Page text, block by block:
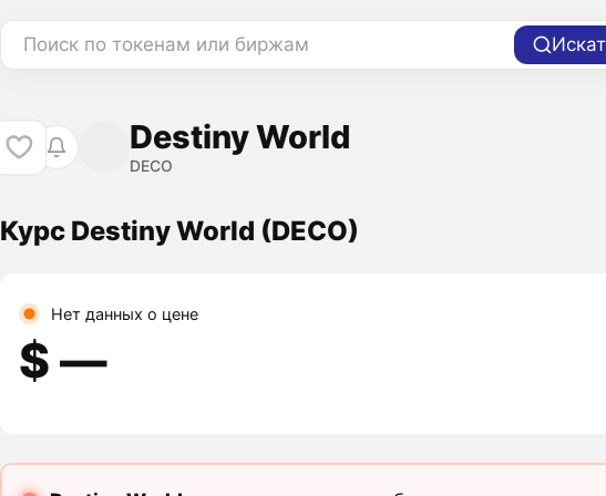
Поиск по токенам или биржам
Destiny World
DECO
Курс Destiny World (DECO)
Нет данных о цене
$ ―